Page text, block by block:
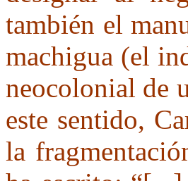
también el
machigua (el
neocolonial de
este sentido,
la